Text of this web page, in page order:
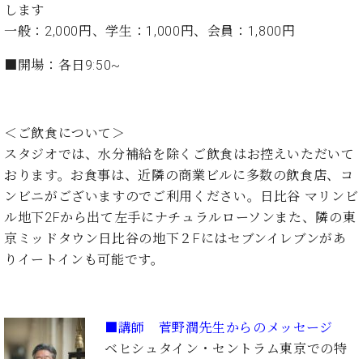
C.BECHSTEIN
ヒ
イ
ン
デ
ジ
タ
ル)
ーロ
ノ特
選中
古】
ン
ト
報
八
王
子
工
グ
ア
します
一般：2,000円、学生：1,000円、会員：1,800円
■開場：各日9:50~
＜ご飲食について＞
スタジオでは、水分補給を除くご飲食はお控えいただいて
おります。お食事は、近隣の商業ビルに多数の飲食店、コ
ンビニがございますのでご利用ください。日比谷 マリンビ
ル地下2Fから出て左手にナチュラルローソンまた、隣の東
京ミッドタウン日比谷の地下２Fにはセブンイレブンがあ
りイートインも可能です。
■講師 菅野潤先生からのメッセージ
ベヒシュタイン・セントラム東京での特